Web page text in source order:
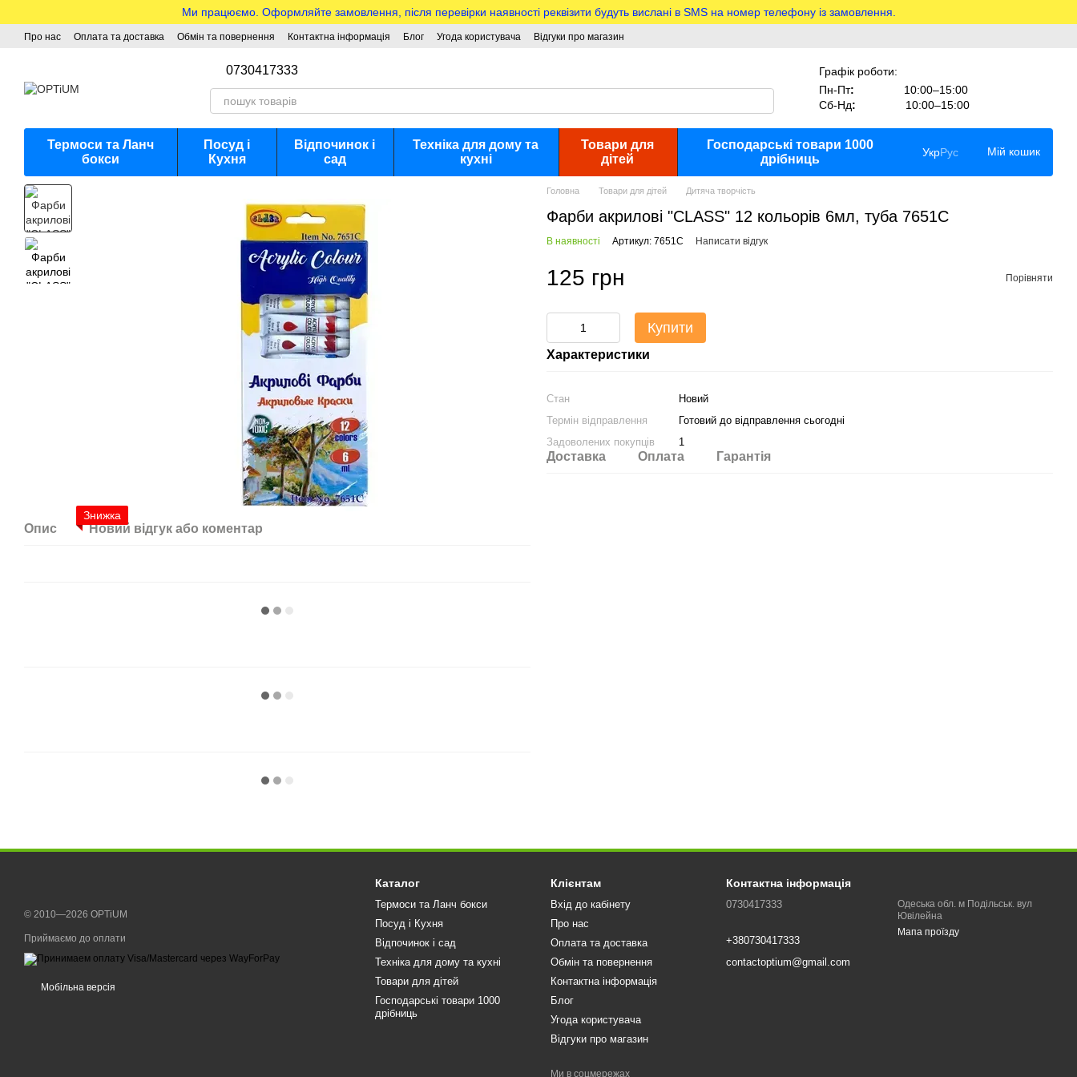
Ми працюємо. Оформляйте замовлення, після перевірки наявності реквізити будуть вислані в SMS на номер телефону із замовлення.
Про нас Оплата та доставка Обмін та повернення Контактна інформація Блог Угода користувача Відгуки про магазин
0730417333
Графік роботи:
Пн-Пт:
10:00–15:00
Сб-Нд: 10:00–15:00
Термоси та Ланч
бокси
Посуд і
Кухня
Відпочинок і
сад
Техніка для дому та
кухні
Товари для
дітей
Господарські товари 1000
дрібниць
УкрРус Мій кошик
Знижка
Опис Новий відгук або коментар
Головна Товари для дітей Дитяча творчість
Фарби акрилові "CLASS" 12 кольорів 6мл, туба 7651С
В наявності Артикул: 7651С Написати відгук
125 грн Порівняти
Купити
Характеристики
Стан
Новий
Термін відправлення
Готовий до відправлення сьогодні
Задоволених покупців
1
Доставка Оплата Гарантія
© 2010—2026 OPTiUM
Приймаємо до оплати
Мобільна версія
Каталог
Термоси та Ланч бокси
Посуд і Кухня
Відпочинок і сад
Техніка для дому та кухні
Товари для дітей
Господарські товари 1000
дрібниць
Клієнтам
Вхід до кабінету
Про нас
Оплата та доставка
Обмін та повернення
Контактна інформація
Блог
Угода користувача
Відгуки про магазин
Ми в соцмережах
Контактна інформація
0730417333
+380730417333
contactoptium@gmail.com
Одеська обл. м Подільськ. вул
Ювілейна
Мапа проїзду